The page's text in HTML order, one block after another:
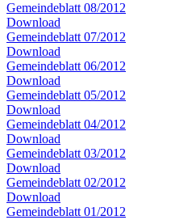
Gemeindeblatt 08/2012
Download
Gemeindeblatt 07/2012
Download
Gemeindeblatt 06/2012
Download
Gemeindeblatt 05/2012
Download
Gemeindeblatt 04/2012
Download
Gemeindeblatt 03/2012
Download
Gemeindeblatt 02/2012
Download
Gemeindeblatt 01/2012